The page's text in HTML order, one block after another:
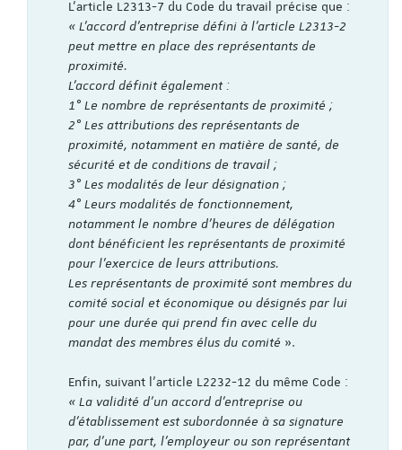
L’article L2313-7 du Code du travail précise que :
« L'accord d'entreprise défini à l'article L2313-2
peut mettre en place des représentants de
proximité.
L'accord définit également :
1° Le nombre de représentants de proximité ;
2° Les attributions des représentants de
proximité, notamment en matière de santé, de
sécurité et de conditions de travail ;
3° Les modalités de leur désignation ;
4° Leurs modalités de fonctionnement,
notamment le nombre d'heures de délégation
dont bénéficient les représentants de proximité
pour l'exercice de leurs attributions.
Les représentants de proximité sont membres du
comité social et économique ou désignés par lui
pour une durée qui prend fin avec celle du
mandat des membres élus du comité ».
Enfin, suivant l’article L2232-12 du même Code :
« La validité d'un accord d'entreprise ou
d'établissement est subordonnée à sa signature
par, d'une part, l'employeur ou son représentant